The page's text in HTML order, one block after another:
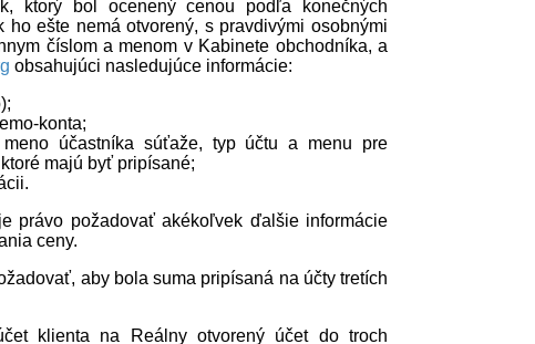
ktorý bol ocenený cenou podľa konečných
ešte nemá otvorený, s pravdivými osobnými
číslom a menom v Kabinete obchodníka, a
obsahujúci nasledujúce informácie:
konta;
účastníka súťaže, typ účtu a menu pre
majú byť pripísané;
právo požadovať akékoľvek ďalšie informácie
ceny.
aby bola suma pripísaná na účty tretích
klienta na Reálny otvorený účet do troch